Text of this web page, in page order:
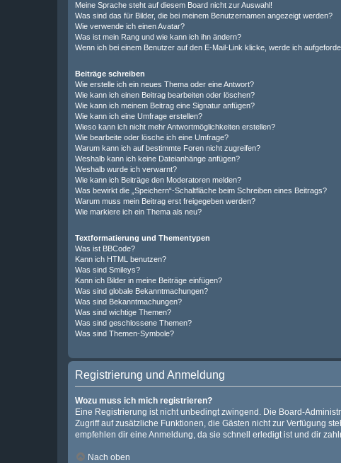
Meine Sprache steht auf diesem Board nicht zur Auswahl!
Was sind das für Bilder, die bei meinem Benutzernamen angezeigt werden?
Wie verwende ich einen Avatar?
Was ist mein Rang und wie kann ich ihn ändern?
Wenn ich bei einem Benutzer auf den E-Mail-Link klicke, werde ich
Beiträge schreiben
Wie erstelle ich ein neues Thema oder eine Antwort?
Wie kann ich einen Beitrag bearbeiten oder löschen?
Wie kann ich meinem Beitrag eine Signatur anfügen?
Wie kann ich eine Umfrage erstellen?
Wieso kann ich nicht mehr Antwortmöglichkeiten erstellen?
Wie bearbeite oder lösche ich eine Umfrage?
Warum kann ich auf bestimmte Foren nicht zugreifen?
Weshalb kann ich keine Dateianhänge anfügen?
Weshalb wurde ich verwarnt?
Wie kann ich Beiträge den Moderatoren melden?
Was bewirkt die „Speichern“-Schaltfläche beim Schreiben eines Beitrags?
Warum muss mein Beitrag erst freigegeben werden?
Wie markiere ich ein Thema als neu?
Textformatierung und Thementypen
Was ist BBCode?
Kann ich HTML benutzen?
Was sind Smileys?
Kann ich Bilder in meine Beiträge einfügen?
Was sind globale Bekanntmachungen?
Was sind Bekanntmachungen?
Was sind wichtige Themen?
Was sind geschlossene Themen?
Was sind Themen-Symbole?
Registrierung und Anmeldung
Wozu muss ich mich registrieren?
Eine Registrierung ist nicht unbedingt zwingend. Die Board-
Zugriff auf zusätzliche Funktionen, die Gästen nicht zur Verfügung
empfehlen dir eine Anmeldung, da sie schnell erledigt ist und dir
Nach oben